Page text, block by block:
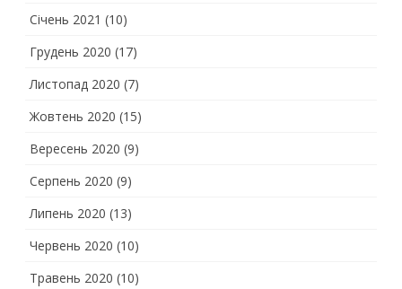
Січень 2021 (10)
Грудень 2020 (17)
Листопад 2020 (7)
Жовтень 2020 (15)
Вересень 2020 (9)
Серпень 2020 (9)
Липень 2020 (13)
Червень 2020 (10)
Травень 2020 (10)